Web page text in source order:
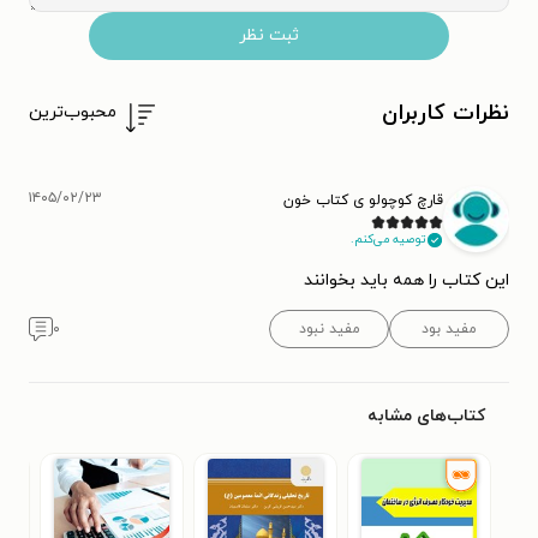
ثبت نظر
نظرات کاربران محبوب‌ترین
قارچ کوچولو ی کتاب خون
توصیه می‌کنم.
۱۴۰۵/۰۲/۲۳
این کتاب را همه باید بخوانند
مفید بود مفید نبود ۰
کتاب‌های مشابه